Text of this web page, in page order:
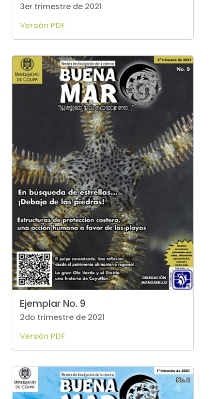
3er trimestre de 2021
Versión PDF
Ejemplar No. 9
2do trimestre de 2021
Versión PDF